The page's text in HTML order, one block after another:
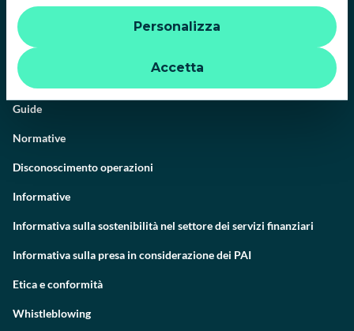
“X” le impostazioni predefinite vengono lasciate invariate e
quindi la navigazione può continuare senza cookie o altri
strumenti di tracciamento diversi da quelli tecnici. Per
ulteriori informazioni:
informativa privacy
Accetta
Personalizza
Successioni
Servizi e pagamenti digitali
News e Magazine
Guide
Normative
Disconoscimento operazioni
Informative
Informativa sulla sostenibilità nel settore dei servizi finanziari
Informativa sulla presa in considerazione dei PAI
Etica e conformità
Whistleblowing